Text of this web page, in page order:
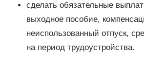
сделать обязательные
выходное пособие,
неиспользованный отпуск,
на период трудоустройства.